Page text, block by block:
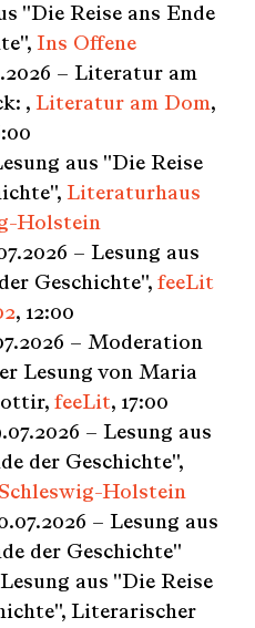
"Die Reise ans Ende
Ins Offene
– Literatur am
, Literatur am Dom,
aus "Die Reise
Literaturhaus
Holstein
– Lesung aus
Geschichte", feeLit
, 12:00
– Moderation
Lesung von Maria
feeLit, 17:00
– Lesung aus
der Geschichte",
Holstein
– Lesung aus
der Geschichte"
aus "Die Reise
Literarischer